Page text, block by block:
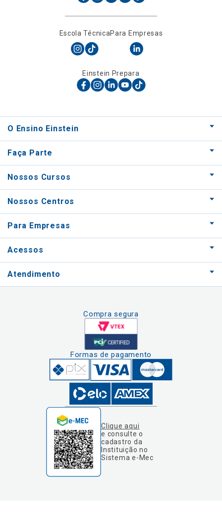
Escola TécnicaPara Empresas
Einstein Prepara
O Ensino Einstein
Faça Parte
Nossos Cursos
Nossos Centros
Para Empresas
Acessos
Atendimento
Compra segura
Formas de pagamento
Clique aqui
e consulte o
cadastro da
Instituição no
Sistema e-Mec